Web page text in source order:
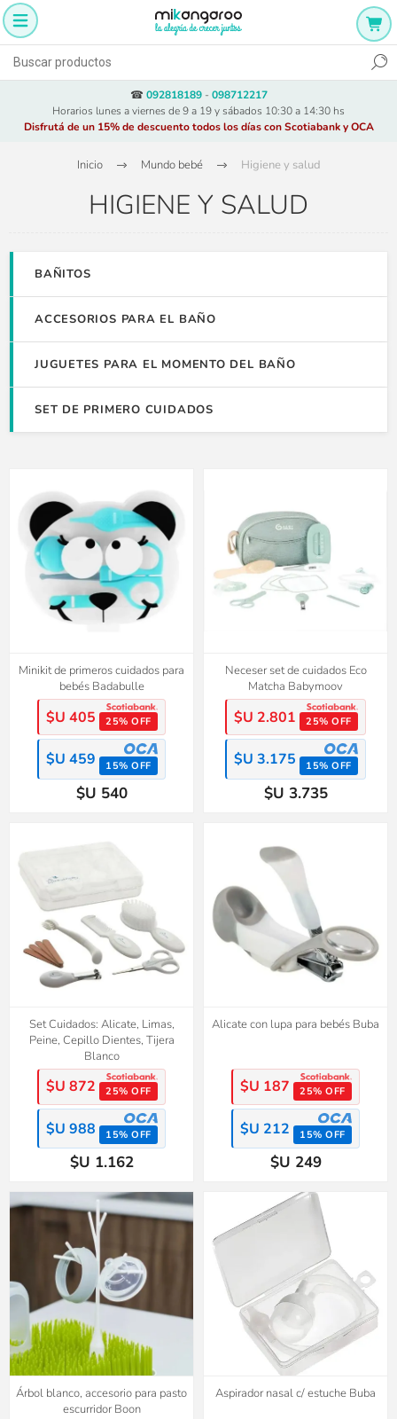
☎ 092818189- 098712217
Horarios lunes a viernes de 9 a 19 y sábados 10:30 a 14:30 hs
Disfrutá de un 15% de descuento todos los días con Scotiabank y OCA
Inicio Mundo bebé Higiene y salud
HIGIENE Y SALUD
BAÑITOS
ACCESORIOS PARA EL BAÑO
JUGUETES PARA EL MOMENTO DEL BAÑO
SET DE PRIMERO CUIDADOS
Minikit de primeros cuidados para
bebés Badabulle
$U 405 25% OFF
$U 459 15% OFF
$U 540
Neceser set de cuidados Eco
Matcha Babymoov
$U 2.801 25% OFF
$U 3.175 15% OFF
$U 3.735
Set Cuidados: Alicate, Limas,
Peine, Cepillo Dientes, Tijera
Blanco
$U 872 25% OFF
$U 988 15% OFF
$U 1.162
Alicate con lupa para bebés Buba
$U 187 25% OFF
$U 212 15% OFF
$U 249
Árbol blanco, accesorio para pasto
escurridor Boon
Aspirador nasal c/ estuche Buba